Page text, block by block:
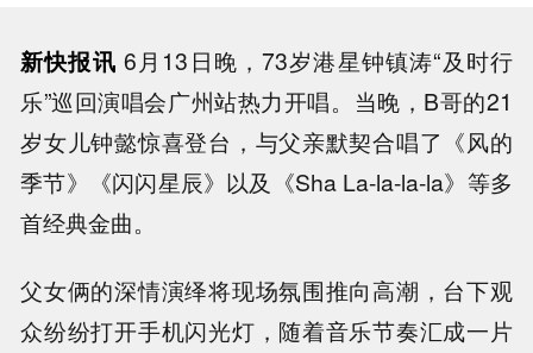
新快报讯 6月13日晚，73岁港星钟镇涛“及时行
乐”巡回演唱会广州站热力开唱。当晚，B哥的21
岁女儿钟懿惊喜登台，与父亲默契合唱了《风的
季节》《闪闪星辰》以及《Sha La-la-la-la》等多
首经典金曲。
父女俩的深情演绎将现场氛围推向高潮，台下观
众纷纷打开手机闪光灯，随着音乐节奏汇成一片